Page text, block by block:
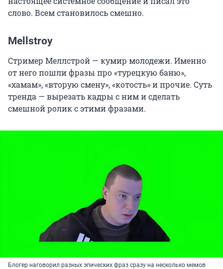
слово. Всем становилось смешно.
Mellstroy
Стример Меллстрой — кумир молодежи. Именно
от него пошли фразы про «турецкую баню»,
«хамам», «вторую смену», «котость» и прочие. Суть
тренда — вырезать кадры с ним и сделать
смешной ролик с этими фразами.
Блогер наговорил разных эпических фраз сразу на несколько мемов